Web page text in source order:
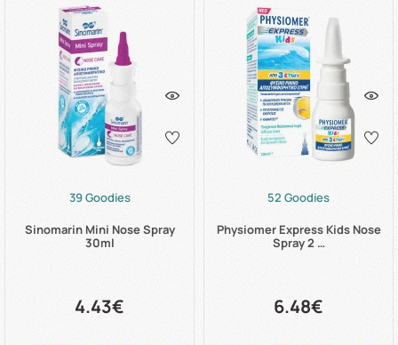
39 Goodies
Sinomarin Mini Nose Spray
30ml
4.43€
52 Goodies
Physiomer Express Kids Nose
Spray 2 …
6.48€